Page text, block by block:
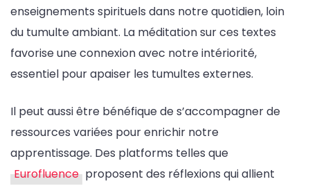
enseignements spirituels dans notre quotidien, loin
du tumulte ambiant. La méditation sur ces textes
favorise une connexion avec notre intériorité,
essentiel pour apaiser les tumultes externes.
Il peut aussi être bénéfique de s’accompagner de
ressources variées pour enrichir notre
apprentissage. Des platforms telles que
Eurofluence proposent des réflexions qui allient